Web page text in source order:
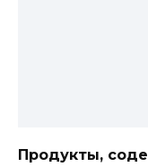
Продукты,